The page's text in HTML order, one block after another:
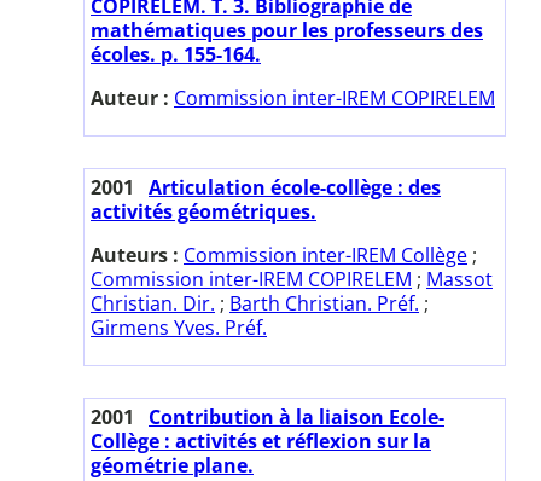
COPIRELEM. T. 3. Bibliographie de
mathématiques pour les professeurs des
écoles. p. 155-164.
Auteur : Commission inter-IREM COPIRELEM
2001
Articulation école-collège : des
activités géométriques.
Auteurs : Commission inter-IREM Collège ;
Commission inter-IREM COPIRELEM ; Massot
Christian. Dir. ; Barth Christian. Préf. ;
Girmens Yves. Préf.
2001
Contribution à la liaison Ecole-
Collège : activités et réflexion sur la
géométrie plane.